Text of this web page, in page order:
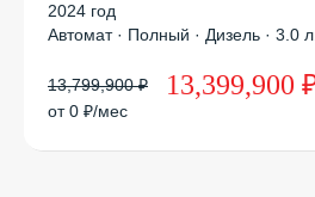
2024 год
Автомат · Полный · Дизель · 3.0
13,799,900 ₽ 13,399,900
от 0 ₽/мес